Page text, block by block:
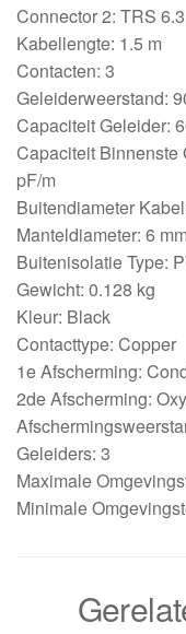
Connector 2: TRS
Kabellengte: 1.5 m
Contacten: 3
Geleiderweerstand:
Capaciteit Geleider:
Capaciteit Binnenste
pF/m
Buitendiameter
Manteldiameter: 6 mm
Buitenisolatie Type:
Gewicht: 0.128 kg
Kleur: Black
Contacttype: Copper
1e Afscherming:
2de Afscherming:
Geleiders: 3
Maximale
Minimale